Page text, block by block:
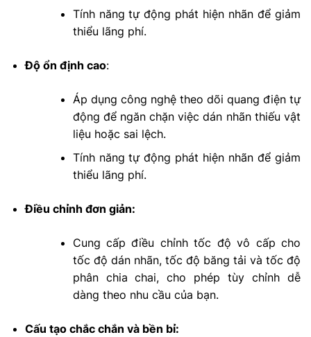
Tính năng tự động phát hiện nhãn để giảm
thiểu lãng phí.
Độ ổn định cao:
Áp dụng công nghệ theo dõi quang điện tự
động để ngăn chặn việc dán nhãn thiếu vật
liệu hoặc sai lệch.
Tính năng tự động phát hiện nhãn để giảm
thiểu lãng phí.
Điều chỉnh đơn giản:
Cung cấp điều chỉnh tốc độ vô cấp cho
tốc độ dán nhãn, tốc độ băng tải và tốc độ
phân chia chai, cho phép tùy chỉnh dễ
dàng theo nhu cầu của bạn.
Cấu tạo chắc chắn và bền bỉ: